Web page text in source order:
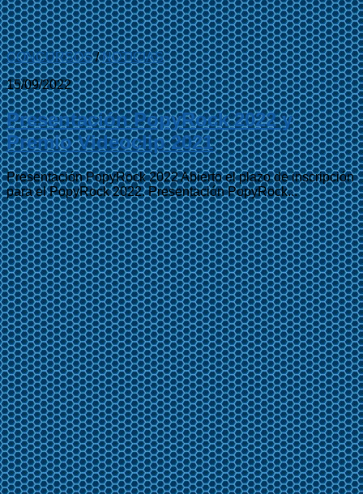
CONCURSOS/NOTICIAS
15/09/2022
Presentación PopyRock 2022 y
Premio Videoclip 2021
Presentación PopyRock 2022 Abierto el plazo de inscripción
para el PopyRock 2022. Presentación PopyRock...